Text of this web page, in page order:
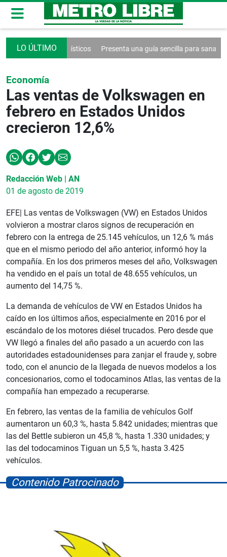
problemas logísticos Presenta una guía sencilla para sanar la
Economía
Las ventas de Volkswagen en
febrero en Estados Unidos
crecieron 12,6%
Redacción Web | AN
01 de agosto de 2019
EFE| Las ventas de Volkswagen (VW) en Estados Unidos
volvieron a mostrar claros signos de recuperación en
febrero con la entrega de 25.145 vehículos, un 12,6 % más
que en el mismo periodo del año anterior, informó hoy la
compañía. En los dos primeros meses del año, Volkswagen
ha vendido en el país un total de 48.655 vehículos, un
aumento del 14,75 %.
La demanda de vehículos de VW en Estados Unidos ha
caído en los últimos años, especialmente en 2016 por el
escándalo de los motores diésel trucados. Pero desde que
VW llegó a finales del año pasado a un acuerdo con las
autoridades estadounidenses para zanjar el fraude y, sobre
todo, con el anuncio de la llegada de nuevos modelos a los
concesionarios, como el todocaminos Atlas, las ventas de la
compañía han empezado a recuperarse.
En febrero, las ventas de la familia de vehículos Golf
aumentaron un 60,3 %, hasta 5.842 unidades; mientras que
las del Bettle subieron un 45,8 %, hasta 1.330 unidades; y
las del todocaminos Tiguan un 5,5 %, hasta 3.425
vehículos.
Contenido Patrocinado